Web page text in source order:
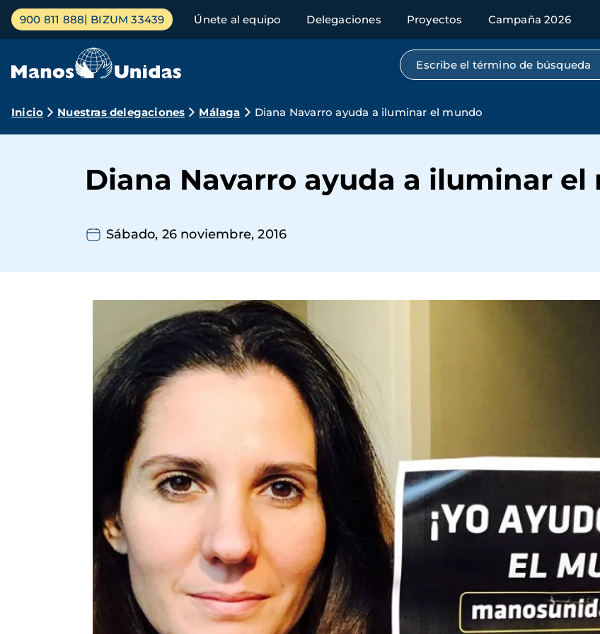
Pasar
contenido
Menú
principal
900 811 888 BIZUM 33439 Únete al equipo Delegaciones Proyectos Campaña 2026
Búsqueda por texto completo
Ruta
navegación
Inicio Nuestras delegaciones Málaga Diana Navarro ayuda a iluminar el mundo
Diana Navarro ayuda a iluminar el
Sábado, 26 noviembre, 2016